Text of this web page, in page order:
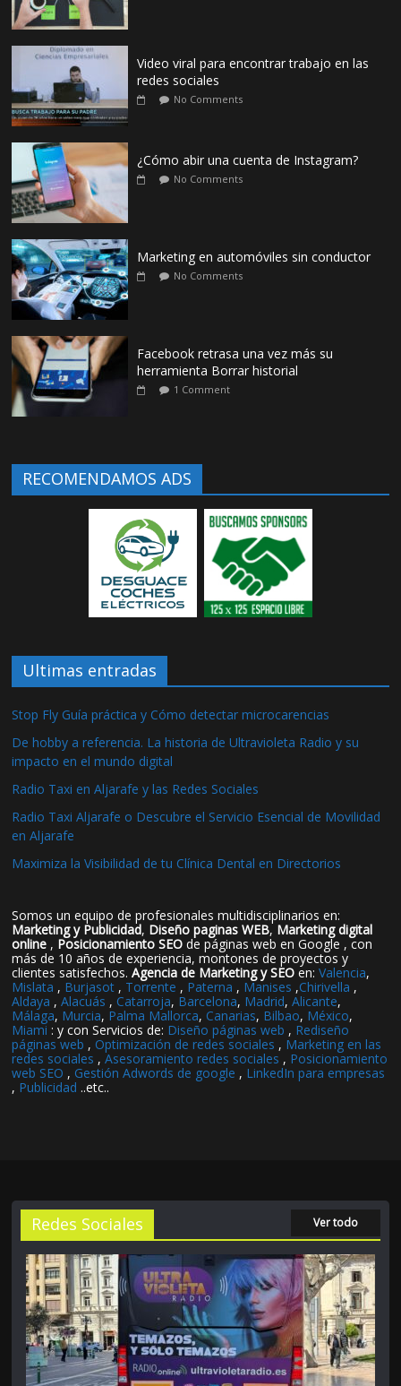
Video viral para encontrar trabajo en las
redes sociales
No Comments
¿Cómo abir una cuenta de Instagram?
No Comments
Marketing en automóviles sin conductor
No Comments
Facebook retrasa una vez más su
herramienta Borrar historial
1 Comment
RECOMENDAMOS ADS
Ultimas entradas
Stop Fly Guía práctica y Cómo detectar microcarencias
De hobby a referencia. La historia de Ultravioleta Radio y su
impacto en el mundo digital
Radio Taxi en Aljarafe y las Redes Sociales
Radio Taxi Aljarafe o Descubre el Servicio Esencial de Movilidad
en Aljarafe
Maximiza la Visibilidad de tu Clínica Dental en Directorios
Somos un equipo de profesionales multidisciplinarios en:
Marketing y Publicidad, Diseño paginas WEB, Marketing digital
online , Posicionamiento SEO de páginas web en Google , con
más de 10 años de experiencia, montones de proyectos y
clientes satisfechos.Agencia de Marketing y SEO en:Valencia,
Mislata , Burjasot , Torrente , Paterna , Manises ,Chirivella ,
Aldaya ,Alacuás , Catarroja, Barcelona, Madrid,Alicante,
Málaga, Murcia, Palma Mallorca, Canarias, Bilbao, México,
Miami : y con Servicios de: Diseño páginas web , Rediseño
páginas web , Optimización de redes sociales , Marketing en las
redes sociales ,Asesoramiento redes sociales , Posicionamiento
web SEO , Gestión Adwords de google , LinkedIn para empresas
, Publicidad ..etc..
Redes Sociales Ver todo